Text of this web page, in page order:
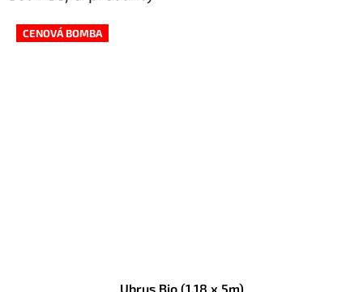
CENOVÁ BOMBA
Ubrus Bio (1,18 x 5m)